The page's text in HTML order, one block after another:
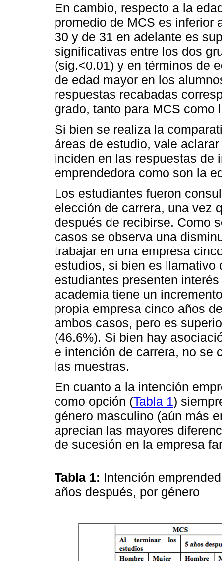
En cambio, respecto a la
promedio de MCS es inferior
30 y de 31 en adelante es
significativas entre los dos
(sig.<0.01) y en términos de
de edad mayor en los
respuestas recabadas
grado, tanto para MCS como
Si bien se realiza la
áreas de estudio, vale
inciden en las respuestas de
emprendedora como son la
Los estudiantes fueron
elección de carrera, una vez
después de recibirse. Como
casos se observa una
trabajar en una empresa
estudios, si bien es llamativo
estudiantes presenten
academia tiene un
propia empresa cinco años
ambos casos, pero es
(46.6%). Si bien hay
e intención de carrera, no se
las muestras.
En cuanto a la intención
como opción (Tabla 1)
género masculino (aún más
aprecian las mayores
de sucesión en la empresa
Tabla 1: Intención
años después, por género